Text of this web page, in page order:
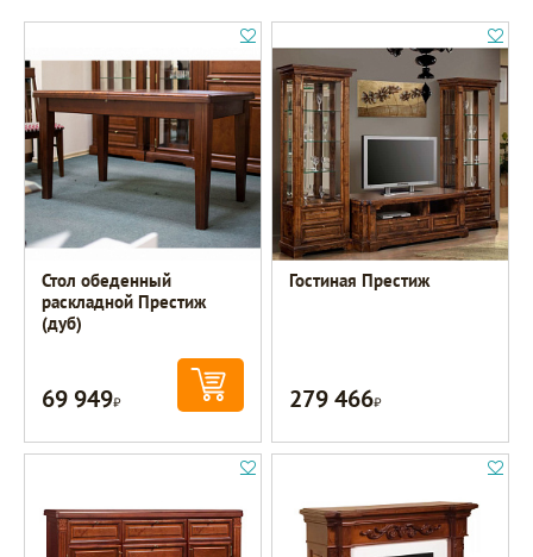
Стол обеденный
раскладной Престиж
(дуб)
69 949Р
Гостиная Престиж
279 466Р